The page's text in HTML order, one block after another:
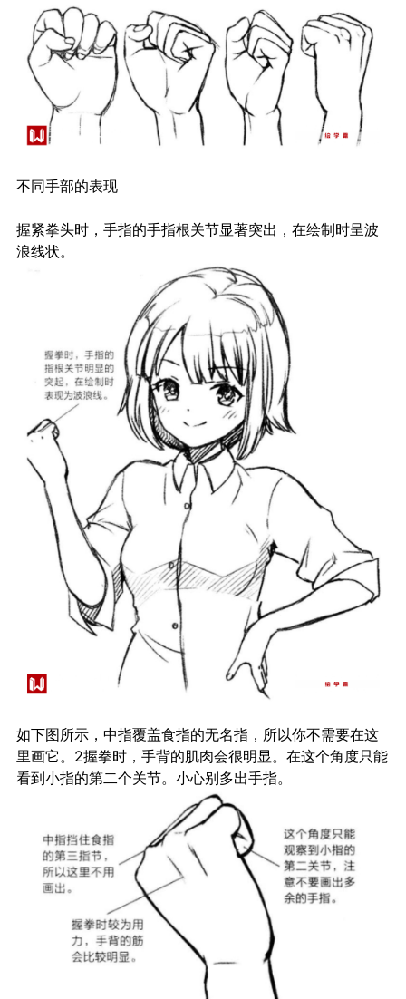
不同手部的表现
握紧拳头时，手指的手指根关节显著突出，在绘制时呈波
浪线状。
如下图所示，中指覆盖食指的无名指，所以你不需要在这
里画它。2握拳时，手背的肌肉会很明显。在这个角度只能
看到小指的第二个关节。小心别多出手指。